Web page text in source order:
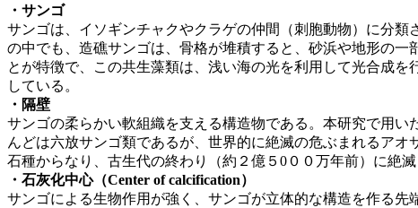
・サンゴ
サンゴは、イソギンチャクやクラゲの仲間（刺胞動物）に分
の中でも、造礁サンゴは、⾻格が堆積すると、砂浜や地形の
とが特徴で、この共⽣藻類は、浅い海の光を利⽤して光合成
している。
・隔壁
サンゴの柔らかい軟組織を⽀える構造物である。本研究で⽤
んどは六放サンゴ類であるが、世界的に絶滅の危ぶまれるア
⽯種からなり、古生代の終わり（約２億５0００万年前）に絶滅
・石灰化中心（Center of calcification）
サンゴによる生物作用が強く、サンゴが立体的な構造を作る